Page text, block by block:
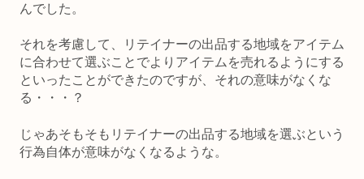
んでした。
それを考慮して、リテイナーの出品する地域をアイテム
に合わせて選ぶことでよりアイテムを売れるようにする
といったことができたのですが、それの意味がなくな
る・・・？
じゃあそもそもリテイナーの出品する地域を選ぶという
行為自体が意味がなくなるような。